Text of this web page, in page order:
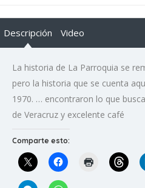
Descripción Video
La historia de La Parroquia se
pero la historia que se cuenta
1970. … encontraron lo que
de Veracruz y excelente café
Comparte esto: